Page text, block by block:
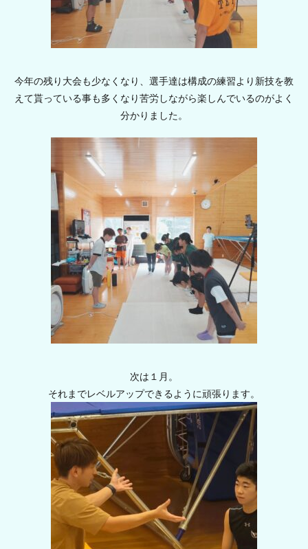
今年の残り大会も少なくなり、選手達は構成の練習より新技を教
えて貰っている事も多くなり苦労しながら楽しんでいるのがよく
分かりました。
次は１月。
それまでレベルアップできるように頑張ります。